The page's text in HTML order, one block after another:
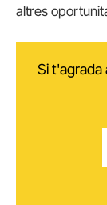
altres
Si